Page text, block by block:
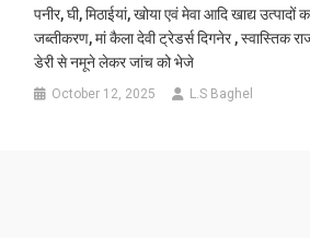
पनीर, घी, मिठाईयां, खोया एवं मेवा आदि खाद्य उत्पादों
जब्तीकरण, मां कैला देवी ट्रेडर्स दिगनेर , स्वास्तिक
डेरी से नमूने लेकर जांच को भेजे
October 12, 2025 L.S Baghel